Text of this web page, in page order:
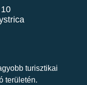
turisztikai
területén.